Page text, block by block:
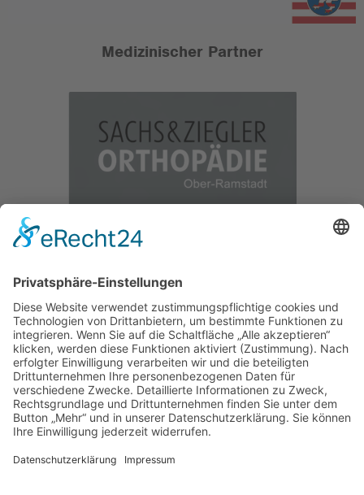
Medizinischer Partner
Offizieller Partnerverein der
Roßdorf Torros © 2026